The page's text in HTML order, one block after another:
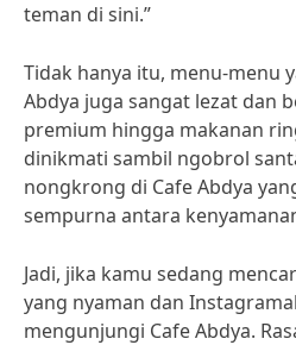
teman di sini.”
Tidak hanya itu, menu-menu
Abdya juga sangat lezat dan
premium hingga makanan
dinikmati sambil ngobrol
nongkrong di Cafe Abdya
sempurna antara
Jadi, jika kamu sedang
yang nyaman dan
mengunjungi Cafe Abdya.